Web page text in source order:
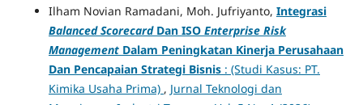
Ilham Novian Ramadani, Moh. Jufriyanto, Integrasi
Balanced Scorecard Dan ISO Enterprise Risk
Management Dalam Peningkatan Kinerja Perusahaan
Dan Pencapaian Strategi Bisnis : (Studi Kasus: PT.
Kimika Usaha Prima) , Jurnal Teknologi dan